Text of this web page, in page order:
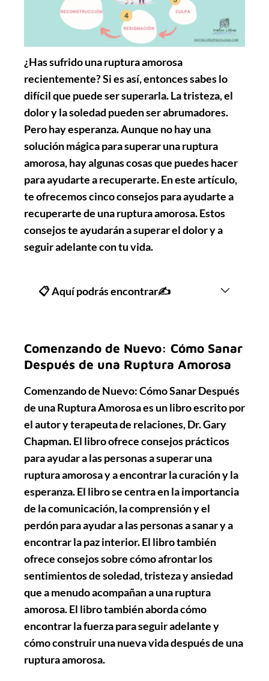
¿Has sufrido una ruptura amorosa
recientemente? Si es así, entonces sabes lo
difícil que puede ser superarla. La tristeza, el
dolor y la soledad pueden ser abrumadores.
Pero hay esperanza. Aunque no hay una
solución mágica para superar una ruptura
amorosa, hay algunas cosas que puedes hacer
para ayudarte a recuperarte. En este artículo,
te ofrecemos cinco consejos para ayudarte a
recuperarte de una ruptura amorosa. Estos
consejos te ayudarán a superar el dolor y a
seguir adelante con tu vida.
📋 Aquí podrás encontrar✍
Comenzando de Nuevo: Cómo Sanar
Después de una Ruptura Amorosa
Comenzando de Nuevo: Cómo Sanar Después
de una Ruptura Amorosa es un libro escrito por
el autor y terapeuta de relaciones, Dr. Gary
Chapman. El libro ofrece consejos prácticos
para ayudar a las personas a superar una
ruptura amorosa y a encontrar la curación y la
esperanza. El libro se centra en la importancia
de la comunicación, la comprensión y el
perdón para ayudar a las personas a sanar y a
encontrar la paz interior. El libro también
ofrece consejos sobre cómo afrontar los
sentimientos de soledad, tristeza y ansiedad
que a menudo acompañan a una ruptura
amorosa. El libro también aborda cómo
encontrar la fuerza para seguir adelante y
cómo construir una nueva vida después de una
ruptura amorosa.